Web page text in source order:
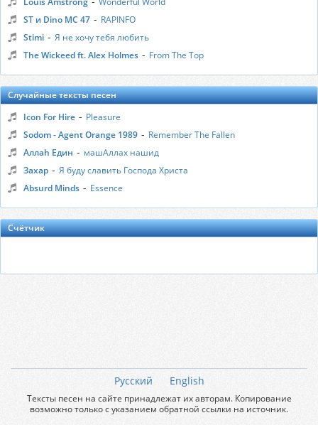
ST и Dino MC 47 - RAPINFO
Stimi - Я не хочу тебя любить
The Wickeed ft. Alex Holmes - From The Top
Случайные тексты песен
Icon For Hire - Pleasure
Sodom - Agent Orange 1989 - Remember The Fallen
Аллаh Един - машАллах нашид
Захар - Я буду славить Господа Христа
Absurd Minds - Essence
Счётчик
Русский English
Тексты песен на сайте принадлежат их авторам. Копирование
возможно только с указанием обратной ссылки на источник.